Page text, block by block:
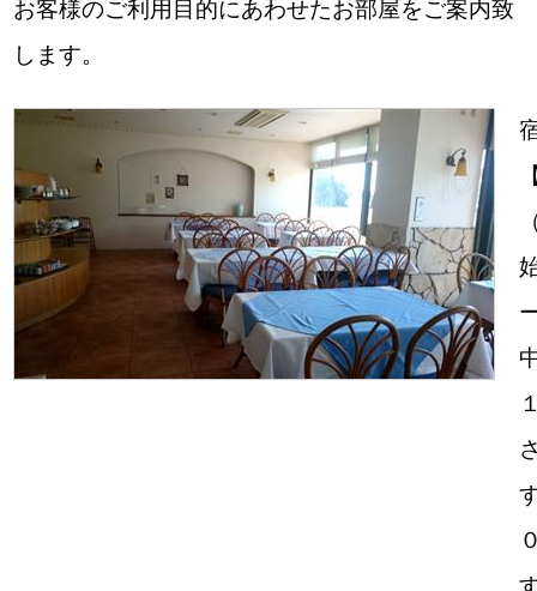
お客様のご利用目的にあわせたお部屋をご案内致
します。